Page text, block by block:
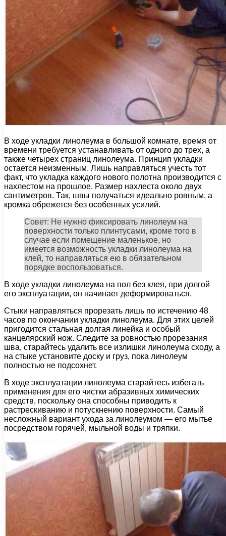
В ходе укладки линолеума в большой комнате, время от
времени требуется устанавливать от одного до трех, а
также четырех страниц линолеума. Принцип укладки
остается неизменным. Лишь направляться учесть тот
факт, что укладка каждого нового полотна производится с
нахлестом на прошлое. Размер нахлеста около двух
сантиметров. Так, швы получаться идеально ровным, а
кромка обрежется без особенных усилий.
Совет: Не нужно фиксировать линолеум на
поверхности только плинтусами, кроме того в
случае если помещение маленькое, но
имеется возможность укладки линолеума на
клей, то направляться ею в обязательном
порядке воспользоваться.
В ходе укладки линолеума на пол без клея, при долгой
его эксплуатации, он начинает деформироваться.
Стыки направляться прорезать лишь по истечению 48
часов по окончании укладки линолеума. Для этих целей
пригодится стальная долгая линейка и особый
канцелярский нож. Следите за ровностью прорезания
шва, старайтесь удалить все излишки линолеума сходу, а
на стыке установите доску и груз, пока линолеум
полностью не подсохнет.
В ходе эксплуатации линолеума старайтесь избегать
применения для его чистки абразивных химических
средств, поскольку она способны приводить к
растрескиванию и потускнению поверхности. Самый
несложный вариант ухода за линолеумом — его мытье
посредством горячей, мыльной воды и тряпки.